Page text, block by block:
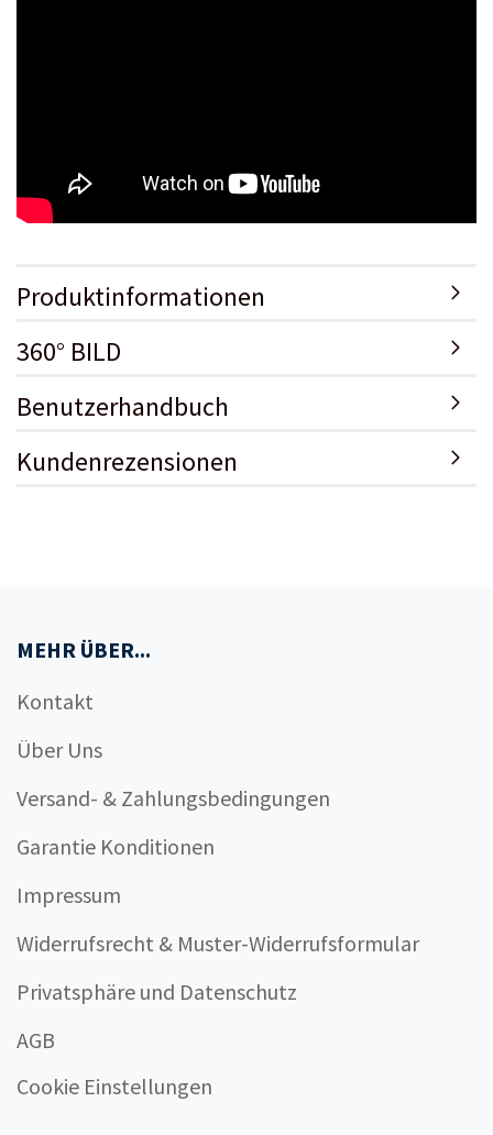
Produktinformationen
360° BILD
Benutzerhandbuch
Kundenrezensionen
MEHR ÜBER...
Kontakt
Über Uns
Versand- & Zahlungsbedingungen
Garantie Konditionen
Impressum
Widerrufsrecht & Muster-Widerrufsformular
Privatsphäre und Datenschutz
AGB
Cookie Einstellungen